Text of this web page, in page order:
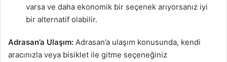
varsa ve daha ekonomik bir seçenek arıyorsanız iyi
bir alternatif olabilir.
Adrasan’a Ulaşım: Adrasan’a ulaşım konusunda, kendi
aracınızla veya bisiklet ile gitme seçeneğiniz